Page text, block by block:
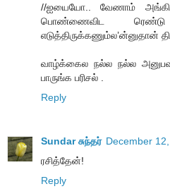
//ஐயையோ.. வேணாம்
பொண்ணைவிட ரெண்டு
எடுத்திருக்கணும்ல’ன்னுதான்
வாழ்க்கைல நல்ல நல்ல
பாருங்க பரிசல் .
Reply
Sundar சுந்தர் December
ரசித்தேன்!
Reply